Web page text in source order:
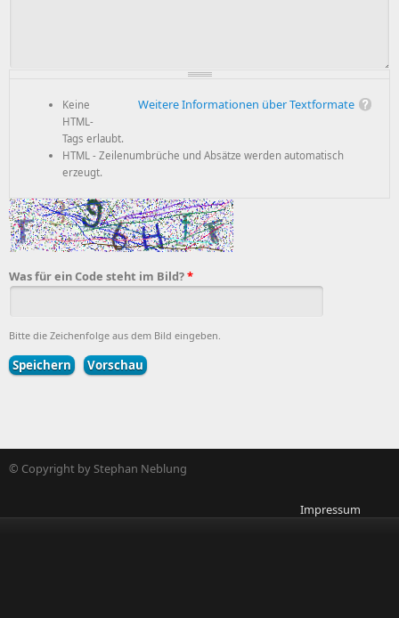
Weitere Informationen über Textformate
Keine
HTML-
Tags erlaubt.
HTML - Zeilenumbrüche und Absätze werden automatisch
erzeugt.
Was für ein Code steht im Bild?*
Bitte die Zeichenfolge aus dem Bild eingeben.
© Copyright by Stephan Neblung
Impressum